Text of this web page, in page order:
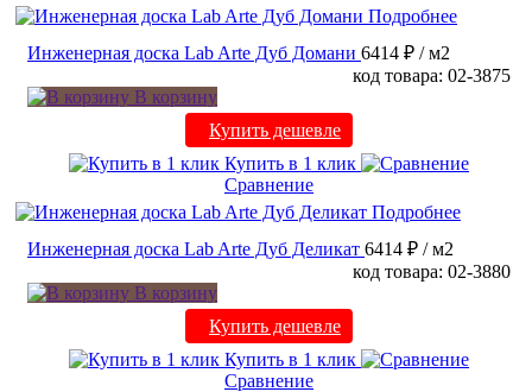
Подробнее
Инженерная доска Lab Arte Дуб Домани 6414 ₽ / м2
код товара: 02-3875
В корзину
Купить дешевле
Купить в 1 клик
Сравнение
Подробнее
Инженерная доска Lab Arte Дуб Деликат 6414 ₽ / м2
код товара: 02-3880
В корзину
Купить дешевле
Купить в 1 клик
Сравнение